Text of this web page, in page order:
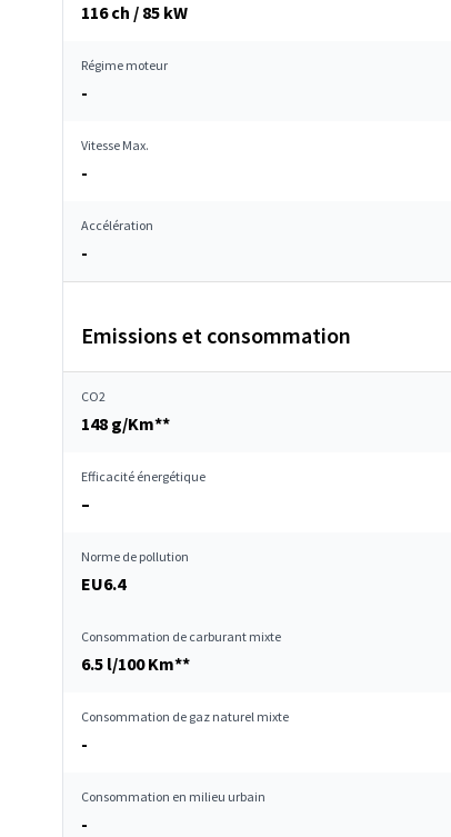
116 ch / 85 kW
Régime moteur
-
Vitesse Max.
-
Accélération
-
Emissions et consommation
CO2
148 g/Km**
Efficacité énergétique
–
Norme de pollution
EU6.4
Consommation de carburant mixte
6.5 l/100 Km**
Consommation de gaz naturel mixte
-
Consommation en milieu urbain
-